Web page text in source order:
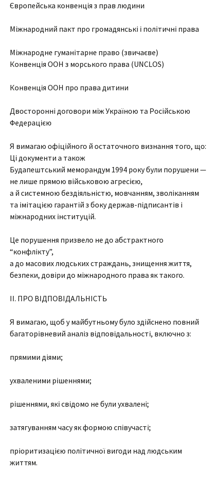
Європейська конвенція з прав людини
Міжнародний пакт про громадянські і політичні права
Міжнародне гуманітарне право (звичаєве)
Конвенція ООН з морського права (UNCLOS)
Конвенція ООН про права дитини
Двосторонні договори між Україною та Російською
Федерацією
Я вимагаю офіційного й остаточного визнання того, що:
Ці документи а також
Будапештський меморандум 1994 року були порушени —
не лише прямою військовою агресією,
а й системною бездіяльністю, мовчанням, зволіканням
та імітацією гарантій з боку держав-підписантів і
міжнародних інституцій.
Це порушення призвело не до абстрактного
“конфлікту”,
а до масових людських страждань, знищення життя,
безпеки, довіри до міжнародного права як такого.
II. ПРО ВІДПОВІДАЛЬНІСТЬ
Я вимагаю, щоб у майбутньому було здійснено повний
багаторівневий аналіз відповідальності, включно з:
прямими діями;
ухваленими рішеннями;
рішеннями, які свідомо не були ухвалені;
затягуванням часу як формою співучасті;
пріоритизацією політичної вигоди над людським
життям.